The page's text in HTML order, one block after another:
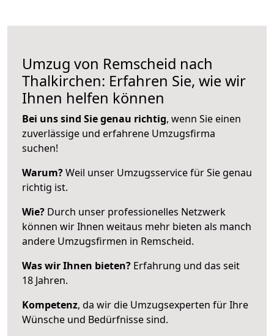
Umzug von Remscheid nach
Thalkirchen: Erfahren Sie, wie wir
Ihnen helfen können
Bei uns sind Sie genau richtig, wenn Sie einen
zuverlässige und erfahrene Umzugsfirma
suchen!
Warum?Weil unser Umzugsservice für Sie genau
richtig ist.
Wie? Durch unser professionelles Netzwerk
können wir Ihnen weitaus mehr bieten als manch
andere Umzugsfirmen in Remscheid.
Was wir Ihnen bieten? Erfahrung und das seit
18 Jahren.
Kompetenz, da wir die Umzugsexperten für Ihre
Wünsche und Bedürfnisse sind.